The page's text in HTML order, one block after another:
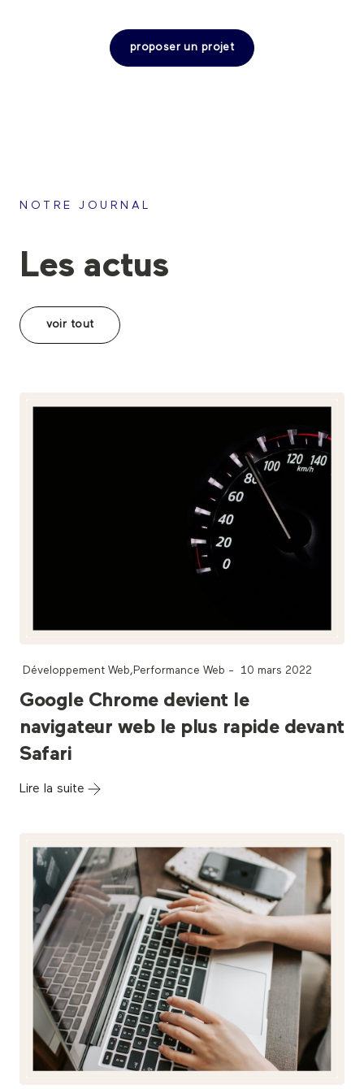
proposer un projet
NOTRE JOURNAL
Les actus
voir tout
Développement Web,Performance Web - 10 mars 2022
Google Chrome devient le
navigateur web le plus rapide devant
Safari
Lire la suite